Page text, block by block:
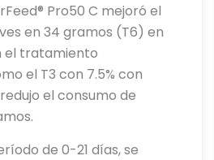
Pro50 C mejoró el
en 34 gramos (T6) en
el tratamiento
el T3 con 7.5% con
el consumo de
de 0-21 días, se